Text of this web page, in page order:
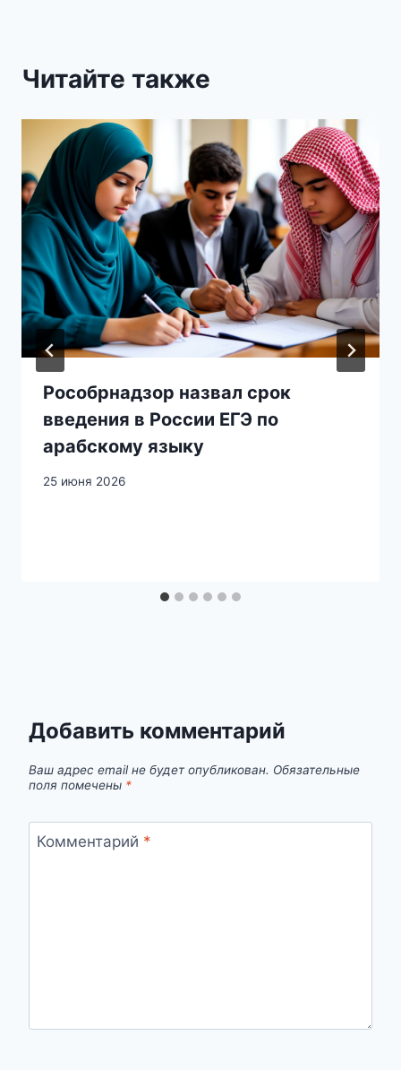
Читайте также
Рособрнадзор назвал срок
введения в России ЕГЭ по
арабскому языку
25 июня 2026
Добавить комментарий
Ваш адрес email не будет опубликован. Обязательные
поля помечены *
Комментарий *